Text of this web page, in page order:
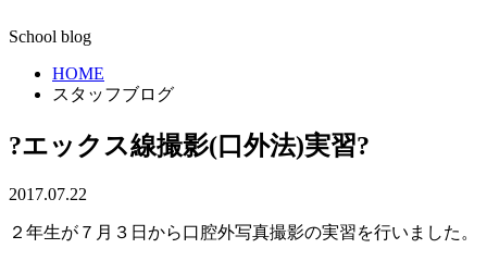
School blog
HOME
スタッフブログ
?エックス線撮影(口外法)実習?
2017.07.22
２年生が７月３日から口腔外写真撮影の実習を行いました。